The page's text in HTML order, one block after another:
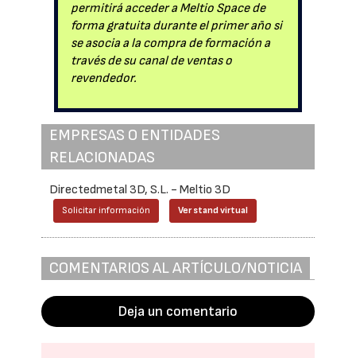
permitirá acceder a Meltio Space de
forma gratuita durante el primer año si
se asocia a la compra de formación a
través de su canal de ventas o
revendedor.
EMPRESAS O ENTIDADES
RELACIONADAS
Directedmetal 3D, S.L. - Meltio 3D
Solicitar información Ver stand virtual
COMENTARIOS AL ARTÍCULO/NOTICIA
Deja un comentario